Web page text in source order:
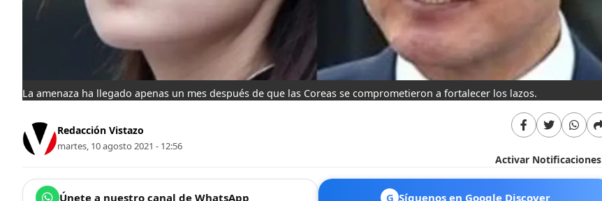
La amenaza ha llegado apenas un mes después de que las Coreas se comprometieron a fortalecer los lazos.
Redacción Vistazo
martes, 10 agosto 2021 - 12:56
Activar Notificaciones
Únete a nuestro canal de WhatsApp G Síguenos en Google Discover